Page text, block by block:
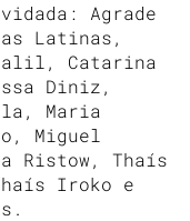
Agrade
Latinas,
Catarina
Diniz,
Maria
Miguel
Ristow, Thaís
Iroko e